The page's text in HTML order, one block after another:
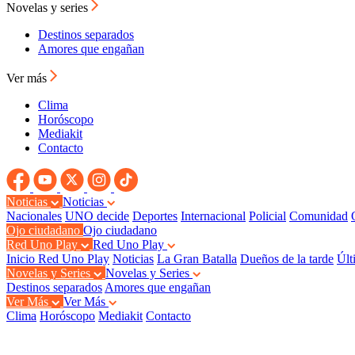
Novelas y series
Destinos separados
Amores que engañan
Ver más
Clima
Horóscopo
Mediakit
Contacto
Noticias
Noticias
Nacionales UNO decide Deportes Internacional Policial Comunidad
Ojo ciudadano Ojo ciudadano
Red Uno Play
Red Uno Play
Inicio Red Uno Play Noticias La Gran Batalla Dueños de la tarde
Novelas y Series
Novelas y Series
Destinos separados Amores que engañan
Ver Más
Ver Más
Clima Horóscopo Mediakit Contacto